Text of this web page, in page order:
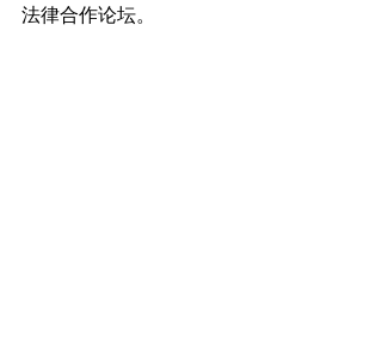
法律合作论坛。